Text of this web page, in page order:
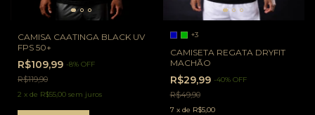
CAMISA CAATINGA BLACK UV
FPS 50+
R$109,99 -8% OFF
R$119,90
2 x de R$55,00 sem juros
+3
CAMISETA REGATA DRYFIT
MACHÃO
R$29,99 -40% OFF
R$49,90
7 x de R$5,00